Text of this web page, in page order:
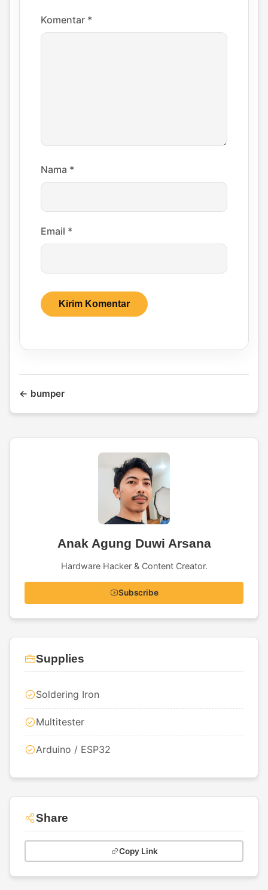
Komentar *
Nama *
Email *
← bumper
Anak Agung Duwi Arsana
Hardware Hacker & Content Creator.
Subscribe
Supplies
Soldering Iron
Multitester
Arduino / ESP32
Share
Copy Link